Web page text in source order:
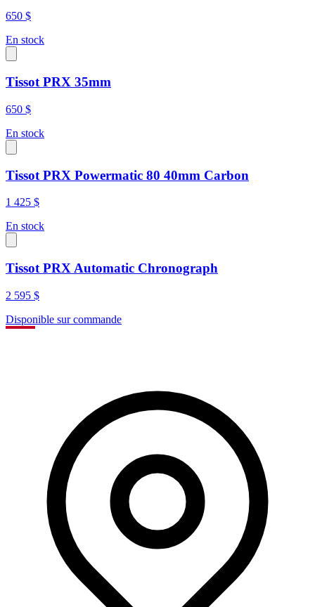
650 $
En stock
Tissot PRX 35mm
650 $
En stock
Tissot PRX Powermatic 80 40mm Carbon
1 425 $
En stock
Tissot PRX Automatic Chronograph
2 595 $
Disponible sur commande